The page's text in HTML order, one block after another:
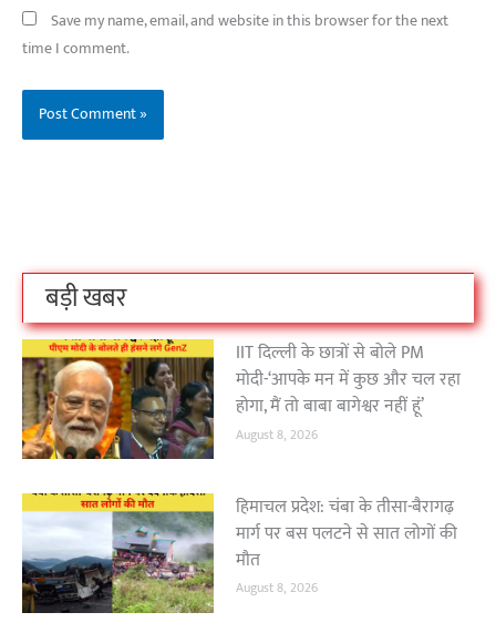
Save my name, email, and website in this browser for the next
time I comment.
बड़ी खबर
IIT दिल्ली के छात्रों से बोले PM
मोदी-‘आपके मन में कुछ और चल रहा
होगा, मैं तो बाबा बागेश्वर नहीं हूं’
August 8, 2026
हिमाचल प्रदेश: चंबा के तीसा-बैरागढ़
मार्ग पर बस पलटने से सात लोगों की
मौत
August 8, 2026